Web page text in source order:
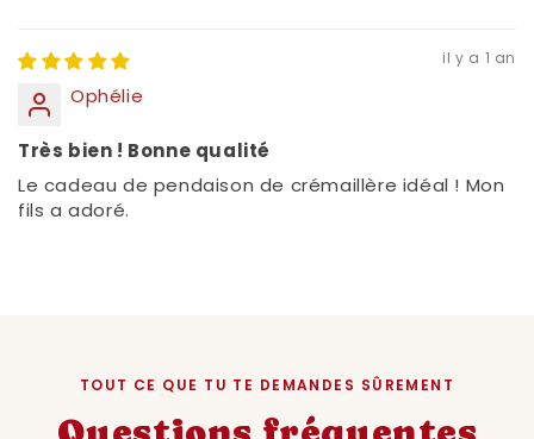
il y a 1 an
Ophélie
Très bien ! Bonne qualité
Le cadeau de pendaison de crémaillère idéal ! Mon
fils a adoré.
TOUT CE QUE TU TE DEMANDES SÛREMENT